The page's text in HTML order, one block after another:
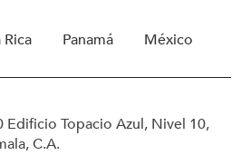
Panamá México
Edificio Topacio Azul, Nivel 10,
C.A.